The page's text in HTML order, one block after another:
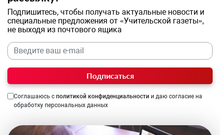
Подпишитесь, чтобы получать актуальные новости и
специальные предложения от «Учительской газеты»,
не выходя из почтового ящика
Подписаться
Соглашаюсь с политикой конфиденциальности и даю согласие на
обработку персональных данных